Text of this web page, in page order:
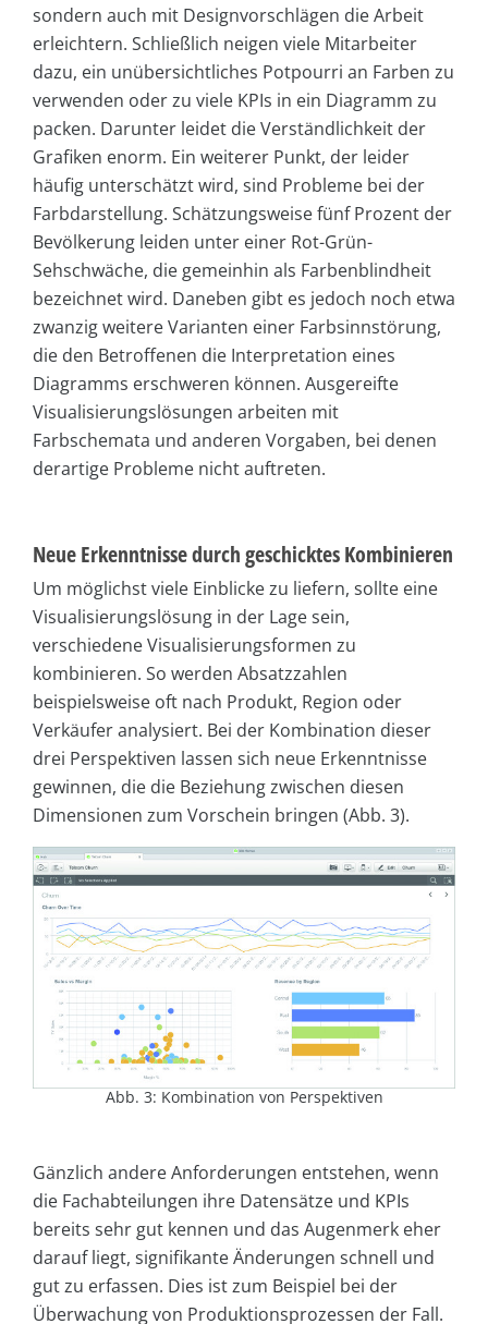
sondern auch mit Designvorschlägen die Arbeit
erleichtern. Schließlich neigen viele Mitarbeiter
dazu, ein unübersichtliches Potpourri an Farben zu
verwenden oder zu viele KPIs in ein Diagramm zu
packen. Darunter leidet die Verständlichkeit der
Grafiken enorm. Ein weiterer Punkt, der leider
häufig unterschätzt wird, sind Probleme bei der
Farbdarstellung. Schätzungsweise fünf Prozent der
Bevölkerung leiden unter einer Rot-Grün-
Sehschwäche, die gemeinhin als Farbenblindheit
bezeichnet wird. Daneben gibt es jedoch noch etwa
zwanzig weitere Varianten einer Farbsinnstörung,
die den Betroffenen die Interpretation eines
Diagramms erschweren können. Ausgereifte
Visualisierungslösungen arbeiten mit
Farbschemata und anderen Vorgaben, bei denen
derartige Probleme nicht auftreten.
Neue Erkenntnisse durch geschicktes Kombinieren
Um möglichst viele Einblicke zu liefern, sollte eine
Visualisierungslösung in der Lage sein,
verschiedene Visualisierungsformen zu
kombinieren. So werden Absatzzahlen
beispielsweise oft nach Produkt, Region oder
Verkäufer analysiert. Bei der Kombination dieser
drei Perspektiven lassen sich neue Erkenntnisse
gewinnen, die die Beziehung zwischen diesen
Dimensionen zum Vorschein bringen (Abb. 3).
Abb. 3: Kombination von Perspektiven
Gänzlich andere Anforderungen entstehen, wenn
die Fachabteilungen ihre Datensätze und KPIs
bereits sehr gut kennen und das Augenmerk eher
darauf liegt, signifikante Änderungen schnell und
gut zu erfassen. Dies ist zum Beispiel bei der
Überwachung von Produktionsprozessen der Fall.